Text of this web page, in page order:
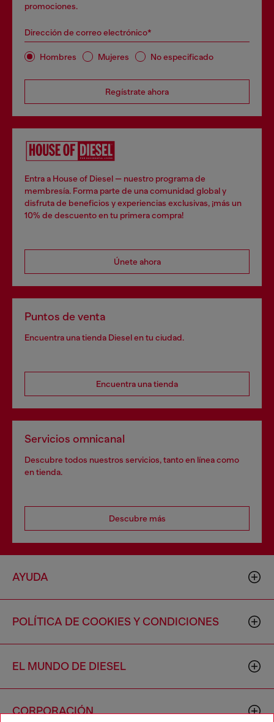
promociones.
Dirección de correo electrónico*
Hombres Mujeres No especificado
Regístrate ahora
Entra a House of Diesel — nuestro programa de
membresía. Forma parte de una comunidad global y
disfruta de beneficios y experiencias exclusivas, ¡más un
10% de descuento en tu primera compra!
Únete ahora
Puntos de venta
Encuentra una tienda Diesel en tu ciudad.
Encuentra una tienda
Servicios omnicanal
Descubre todos nuestros servicios, tanto en línea como
en tienda.
Descubre más
AYUDA
POLÍTICA DE COOKIES Y CONDICIONES
EL MUNDO DE DIESEL
CORPORACIÓN